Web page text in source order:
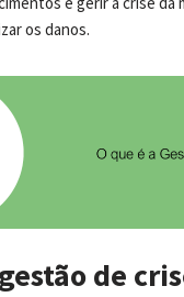
os danos.
de